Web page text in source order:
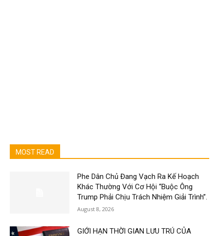
MOST READ
Phe Dân Chủ Đang Vạch Ra Kế Hoạch
Khác Thường Với Cơ Hội “Buộc Ông
Trump Phải Chịu Trách Nhiệm Giải Trình”.
August 8, 2026
GIỚI HẠN THỜI GIAN LƯU TRÚ CỦA